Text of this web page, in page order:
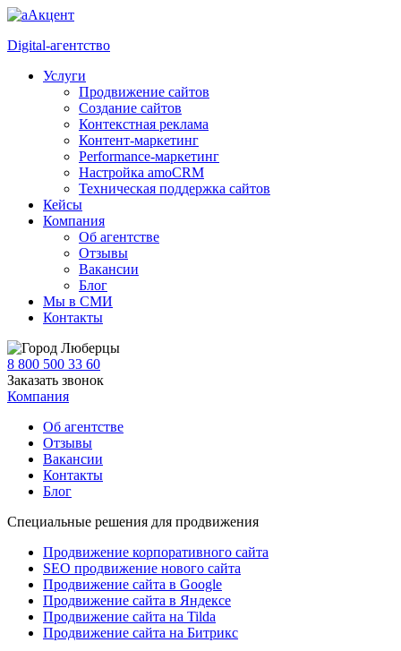
Digital-агентство
Услуги
Продвижение сайтов
Создание сайтов
Контекстная реклама
Контент-маркетинг
Performance-маркетинг
Настройка amoCRM
Техническая поддержка сайтов
Кейсы
Компания
Об агентстве
Отзывы
Вакансии
Блог
Мы в СМИ
Контакты
Люберцы
8 800 500 33 60
Заказать звонок
Компания
Об агентстве
Отзывы
Вакансии
Контакты
Блог
Специальные решения для продвижения
Продвижение корпоративного сайта
SEO продвижение нового сайта
Продвижение сайта в Google
Продвижение сайта в Яндексе
Продвижение сайта на Tilda
Продвижение сайта на Битрикс